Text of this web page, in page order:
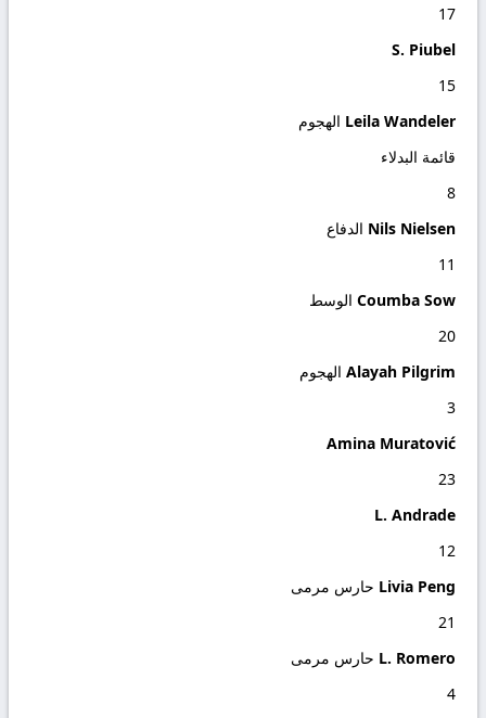
17
S. Piubel
15
Leila Wandeler الهجوم
قائمة البدلاء
8
Nils Nielsen الدفاع
11
Coumba Sow الوسط
20
Alayah Pilgrim الهجوم
3
Amina Muratović
23
L. Andrade
12
Livia Peng حارس مرمى
21
L. Romero حارس مرمى
4